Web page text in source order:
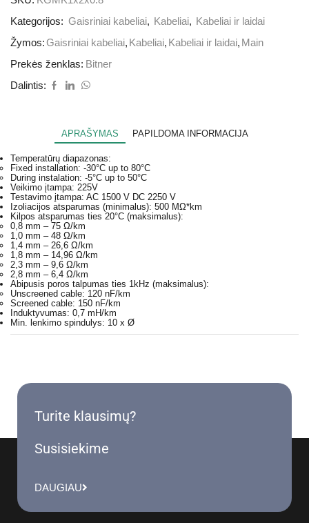
Kategorijos: Gaisriniai kabeliai, Kabeliai, Kabeliai ir laidai
Žymos:Gaisriniai kabeliai, Kabeliai, Kabeliai ir laidai, Main
Prekės ženklas: Bitner
Dalintis:
APRAŠYMAS PAPILDOMA INFORMACIJA
Temperatūrų diapazonas:
Fixed installation: -30°C up to 80°C
During instalation: -5°C up to 50°C
Veikimo įtampa: 225V
Testavimo įtampa: AC 1500 V DC 2250 V
Izoliacijos atsparumas (minimalus): 500 MΩ*km
Kilpos atsparumas ties 20°C (maksimalus):
0,8 mm – 75 Ω/km
1,0 mm – 48 Ω/km
1,4 mm – 26,6 Ω/km
1,8 mm – 14,96 Ω/km
2,3 mm – 9,6 Ω/km
2,8 mm – 6,4 Ω/km
Abipusis poros talpumas ties 1kHz (maksimalus):
Unscreened cable: 120 nF/km
Screened cable: 150 nF/km
Induktyvumas: 0,7 mH/km
Min. lenkimo spindulys: 10 x Ø
Turite klausimų?
Susisiekime
DAUGIAU